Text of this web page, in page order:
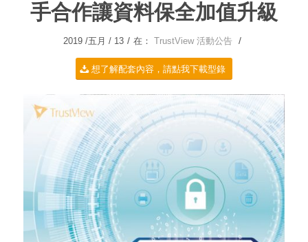
手合作讓資料保全加值升級
2019 /五月 / 13 / 在： TrustView 活動公告 /
想了解配套內容，請點我下載型錄